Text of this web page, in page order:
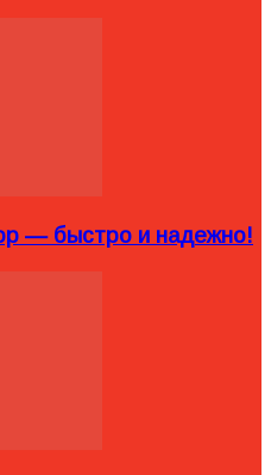
— быстро и надежно!